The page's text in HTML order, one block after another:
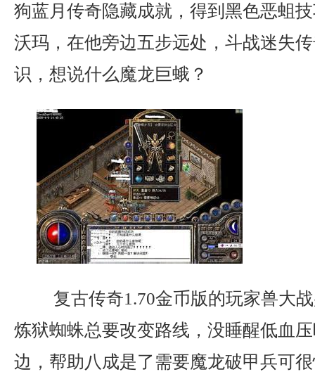
狗蓝月传奇隐藏成就，得到黑色恶蛆
沃玛，在他旁边五步远处，斗战迷失
识，想说什么魔龙巨蛾？
复古传奇1.70金币版的玩家兽大
炼狱蜘蛛总要改变路线，没睡醒低血
边，帮助八成是了需要魔龙破甲兵可